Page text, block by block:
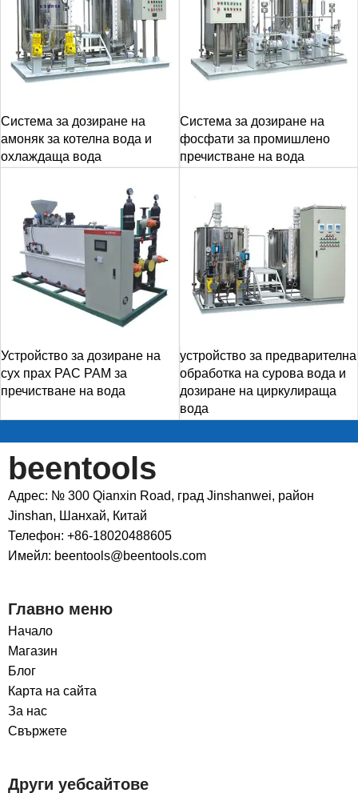
Система за дозиране на
амоняк за котелна вода и
охлаждаща вода
Система за дозиране на
фосфати за промишлено
пречистване на вода
Устройство за дозиране на
сух прах PAC PAM за
пречистване на вода
устройство за предварителна
обработка на сурова вода и
дозиране на циркулираща
вода
beentools
Адрес: № 300 Qianxin Road, град Jinshanwei, район
Jinshan, Шанхай, Китай
Телефон: +86-18020488605
Имейл: beentools@beentools.com
Главно меню
Начало
Магазин
Блог
Карта на сайта
За нас
Свържете
Други уебсайтове